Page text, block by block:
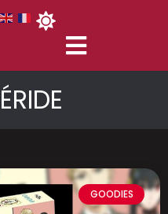
GOODIES